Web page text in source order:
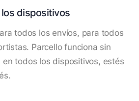
dispositivos
todos los envíos, para todos
Parcello funciona sin
en todos los dispositivos, estés